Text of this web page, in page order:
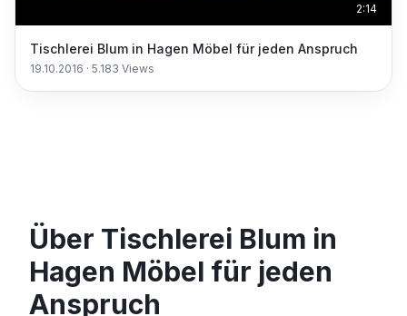
2:14
Tischlerei Blum in Hagen Möbel für jeden Anspruch
19.10.2016 · 5.183 Views
Über Tischlerei Blum in
Hagen Möbel für jeden
Anspruch